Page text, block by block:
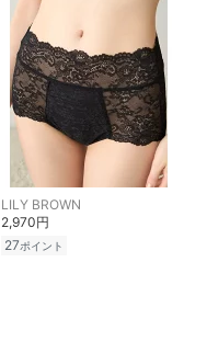
LILY BROWN
2,970円
27ポイント